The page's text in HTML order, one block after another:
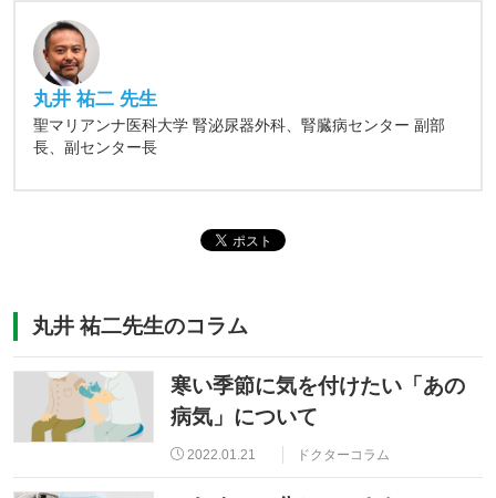
丸井 祐二 先生
聖マリアンナ医科大学 腎泌尿器外科、腎臓病センター 副部
長、副センター長
丸井 祐二先生のコラム
寒い季節に気を付けたい「あの
病気」について
2022.01.21 ドクターコラム